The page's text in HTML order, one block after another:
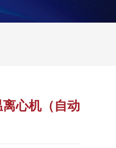
心机（自动